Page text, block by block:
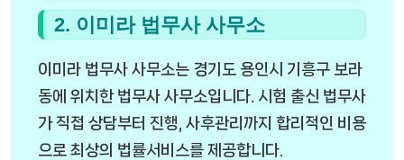
2. 이미라 법무사 사무소
이미라 법무사 사무소는 경기도 용인시 기흥구 보라
동에 위치한 법무사 사무소입니다. 시험 출신 법무사
가 직접 상담부터 진행, 사후관리까지 합리적인 비용
으로 최상의 법률서비스를 제공합니다.